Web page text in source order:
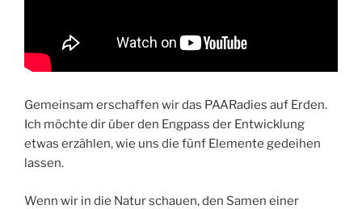
Gemeinsam erschaffen wir das PAARadies auf Erden.
Ich möchte dir über den Engpass der Entwicklung
etwas erzählen, wie uns die fünf Elemente gedeihen
lassen.
Wenn wir in die Natur schauen, den Samen einer